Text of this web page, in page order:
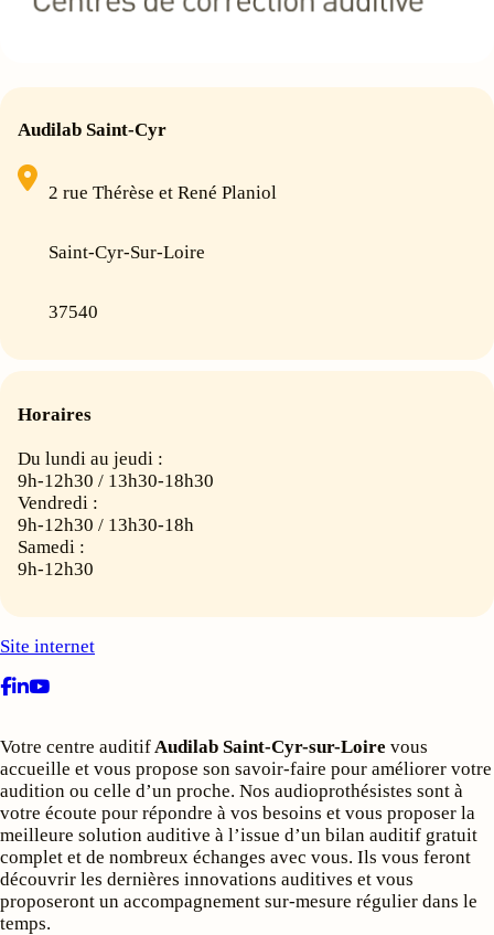
Audilab Saint-Cyr
2 rue Thérèse et René Planiol
Saint-Cyr-Sur-Loire
37540
Horaires
Du lundi au jeudi :
9h-12h30 / 13h30-18h30
Vendredi :
9h-12h30 / 13h30-18h
Samedi :
9h-12h30
Site internet
Votre centre auditif Audilab Saint-Cyr-sur-Loire vous
accueille et vous propose son savoir-faire pour améliorer votre
audition ou celle d’un proche. Nos audioprothésistes sont à
votre écoute pour répondre à vos besoins et vous proposer la
meilleure solution auditive à l’issue d’un bilan auditif gratuit
complet et de nombreux échanges avec vous. Ils vous feront
découvrir les dernières innovations auditives et vous
proposeront un accompagnement sur-mesure régulier dans le
temps.